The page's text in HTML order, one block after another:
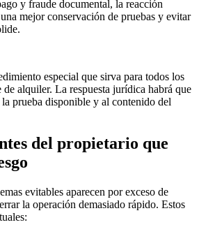
y fraude documental, la reacción
mejor conservación de pruebas y evitar
especial que sirva para todos los
de alquiler. La respuesta jurídica habrá que
la prueba disponible y al contenido del
del propietario que
evitables aparecen por exceso de
la operación demasiado rápido. Estos